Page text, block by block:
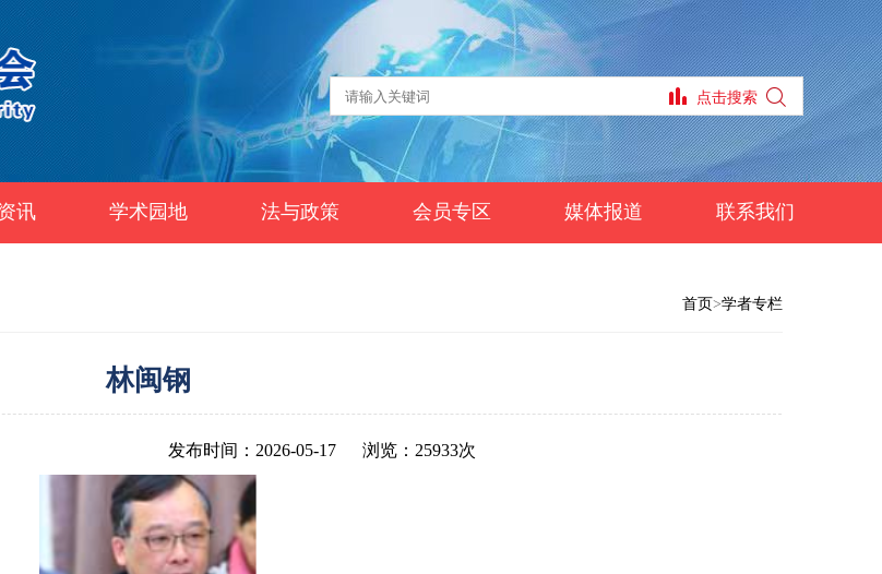
讯 学术园地 法与政策 会员专区 媒体报道 联系我们
首页>学者专栏
林闽钢
发布时间：2026-05-17 浏览：25933次